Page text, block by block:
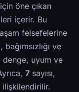
öne çıkan
içerir. Bu
felsefelerine
bağımsızlığı ve
denge, uyum ve
7 sayısı,